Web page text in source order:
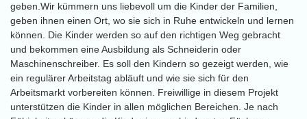
geben.Wir kümmern uns liebevoll um die Kinder der Familien,
geben ihnen einen Ort, wo sie sich in Ruhe entwickeln und lernen
können. Die Kinder werden so auf den richtigen Weg gebracht
und bekommen eine Ausbildung als Schneiderin oder
Maschinenschreiber. Es soll den Kindern so gezeigt werden, wie
ein regulärer Arbeitstag abläuft und wie sie sich für den
Arbeitsmarkt vorbereiten können. Freiwillige in diesem Projekt
unterstützen die Kinder in allen möglichen Bereichen. Je nach